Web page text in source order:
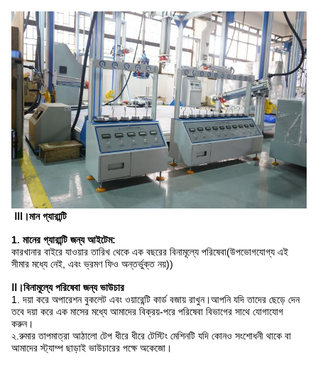
Ⅲ।মান গ্যারান্টি
1. মানের গ্যারান্টি জন্য আইটেম:
কারখানার বাইরে যাওয়ার তারিখ থেকে এক বছরের বিনামূল্যে পরিষেবা(উপভোগযোগ্য এই
সীমার মধ্যে নেই, এবং ভ্রমণ ফিও অন্তর্ভুক্ত নয়))
Ⅱ।বিনামূল্যে পরিষেবা জন্য ভাউচার
1. দয়া করে অপারেশন বুকলেট এবং ওয়ারেন্টি কার্ড বজায় রাখুন।আপনি যদি তাদের ছেড়ে দেন
তবে দয়া করে এক মাসের মধ্যে আমাদের বিক্রয়-পরে পরিষেবা বিভাগের সাথে যোগাযোগ
করুন।
২.রুমার তাপমাত্রা আঠালো টেপ ধীরে ধীরে টেস্টিং মেশিনটি যদি কোনও সংশোধনী থাকে বা
আমাদের স্ট্যাম্প ছাড়াই ভাউচারের পক্ষে অকেজো।